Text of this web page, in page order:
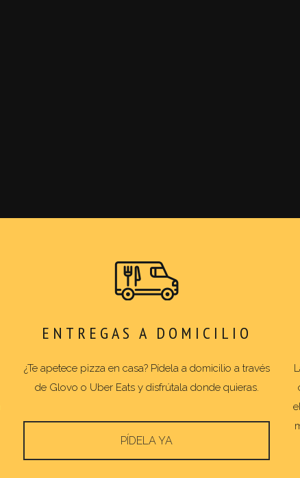
ENTREGAS A DOMICILIO
¿Te apetece pizza en casa? Pídela a domicilio a través
de Glovo o Uber Eats y disfrútala donde quieras.
PÍDELA YA